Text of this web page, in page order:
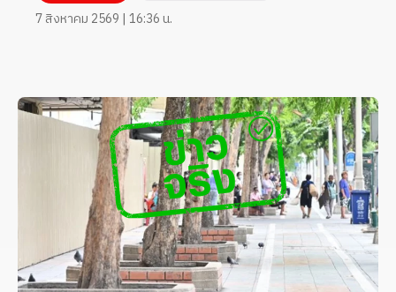
7 สิงหาคม 2569 | 16:36 น.